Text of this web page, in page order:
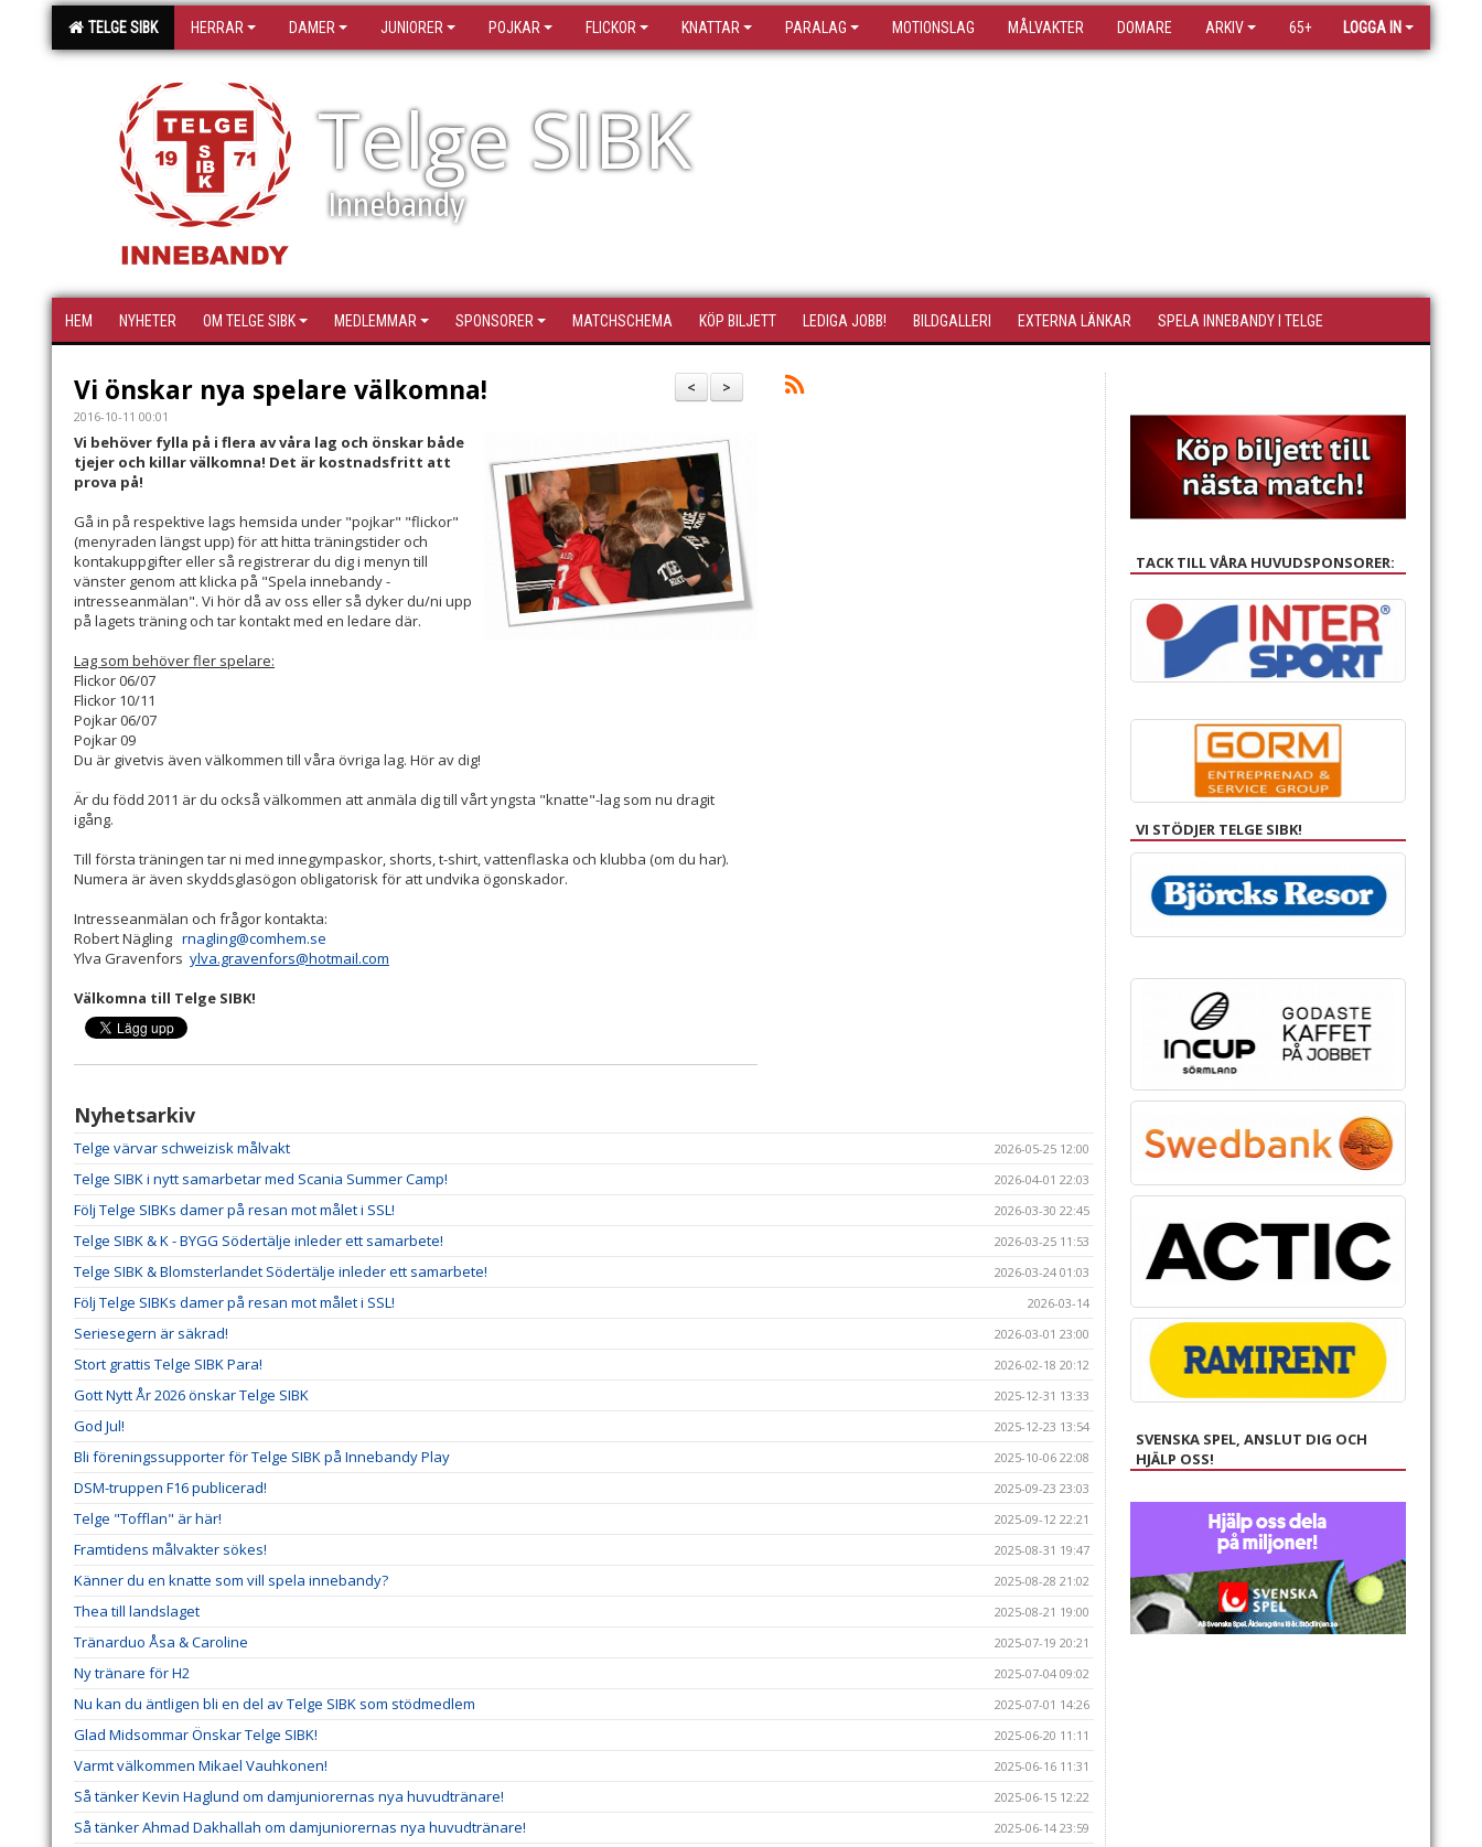
TELGE SIBK HERRAR DAMER JUNIORER POJKAR FLICKOR KNATTAR PARALAG MOTIONSLAG MÅLVAKTER DOMARE ARKIV 65+ LOGGA IN
Telge SIBK
Innebandy
HEM NYHETER OM TELGE SIBK MEDLEMMAR SPONSORER MATCHSCHEMA KÖP BILJETT LEDIGA JOBB! BILDGALLERI EXTERNA LÄNKAR SPELA INNEBANDY I TELGE
>
<
Vi önskar nya spelare välkomna!
2016-10-11 00:01
Vi behöver fylla på i flera av våra lag och önskar både
tjejer och killar välkomna! Det är kostnadsfritt att
prova på!
Gå in på respektive lags hemsida under "pojkar" "flickor"
(menyraden längst upp) för att hitta träningstider och
kontakuppgifter eller så registrerar du dig i menyn till
vänster genom att klicka på "Spela innebandy -
intresseanmälan". Vi hör då av oss eller så dyker du/ni upp
på lagets träning och tar kontakt med en ledare där.
Lag som behöver fler spelare:
Flickor 06/07
Flickor 10/11
Pojkar 06/07
Pojkar 09
Du är givetvis även välkommen till våra övriga lag. Hör av dig!
Är du född 2011 är du också välkommen att anmäla dig till vårt yngsta "knatte"-lag som nu dragit
igång.
Till första träningen tar ni med innegympaskor, shorts, t-shirt, vattenflaska och klubba (om du har).
Numera är även skyddsglasögon obligatorisk för att undvika ögonskador.
Intresseanmälan och frågor kontakta:
Robert Nägling rnagling@comhem.se
Ylva Gravenfors ylva.gravenfors@hotmail.com
Välkomna till Telge SIBK!
Nyhetsarkiv
Telge värvar schweizisk målvakt 2026-05-25 12:00
Telge SIBK i nytt samarbetar med Scania Summer Camp! 2026-04-01 22:03
Följ Telge SIBKs damer på resan mot målet i SSL! 2026-03-30 22:45
Telge SIBK & K - BYGG Södertälje inleder ett samarbete! 2026-03-25 11:53
Telge SIBK & Blomsterlandet Södertälje inleder ett samarbete! 2026-03-24 01:03
Följ Telge SIBKs damer på resan mot målet i SSL! 2026-03-14
Seriesegern är säkrad! 2026-03-01 23:00
Stort grattis Telge SIBK Para! 2026-02-18 20:12
Gott Nytt År 2026 önskar Telge SIBK 2025-12-31 13:33
God Jul! 2025-12-23 13:54
Bli föreningssupporter för Telge SIBK på Innebandy Play 2025-10-06 22:08
DSM-truppen F16 publicerad! 2025-09-23 23:03
Telge "Tofflan" är här! 2025-09-12 22:21
Framtidens målvakter sökes! 2025-08-31 19:47
Känner du en knatte som vill spela innebandy? 2025-08-28 21:02
Thea till landslaget 2025-08-21 19:00
Tränarduo Åsa & Caroline 2025-07-19 20:21
Ny tränare för H2 2025-07-04 09:02
Nu kan du äntligen bli en del av Telge SIBK som stödmedlem 2025-07-01 14:26
Glad Midsommar Önskar Telge SIBK! 2025-06-20 11:11
Varmt välkommen Mikael Vauhkonen! 2025-06-16 11:31
Så tänker Kevin Haglund om damjuniorernas nya huvudtränare! 2025-06-15 12:22
Så tänker Ahmad Dakhallah om damjuniorernas nya huvudtränare! 2025-06-14 23:59
TACK TILL VÅRA HUVUDSPONSORER:
VI STÖDJER TELGE SIBK!
SVENSKA SPEL, ANSLUT DIG OCH
HJÄLP OSS!